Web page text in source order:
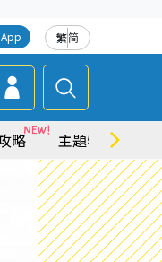
繁简
略 主題特集